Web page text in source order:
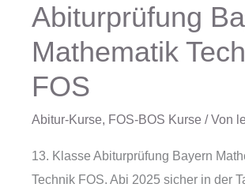
Abiturprüfung
Mathematik
FOS
Abitur-Kurse, FOS-BOS Kurse / Von
13. Klasse Abiturprüfung Bayern
Technik FOS. Abi 2025 sicher in der
Abiturprüfung
Bayern
Technik
FOS